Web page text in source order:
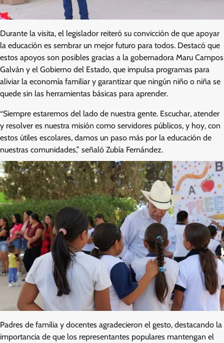
Durante la visita, el legislador reiteró su convicción de que apoyar
la educación es sembrar un mejor futuro para todos. Destacó que
estos apoyos son posibles gracias a la gobernadora Maru Campos
Galván y el Gobierno del Estado, que impulsa programas para
aliviar la economía familiar y garantizar que ningún niño o niña se
quede sin las herramientas básicas para aprender.
“Siempre estaremos del lado de nuestra gente. Escuchar, atender
y resolver es nuestra misión como servidores públicos, y hoy, con
estos útiles escolares, damos un paso más por la educación de
nuestras comunidades,” señaló Zubía Fernández.
Padres de familia y docentes agradecieron el gesto, destacando la
importancia de que los representantes populares mantengan el